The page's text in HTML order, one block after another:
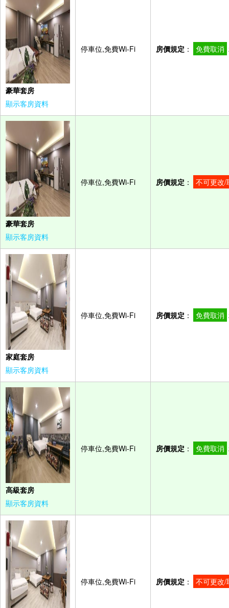
豪華套房
顯示客房資料
停車位,免費Wi-Fi 房價規定 ： 免費取消
豪華套房
顯示客房資料
停車位,免費Wi-Fi 房價規定 ： 不可更改/
家庭套房
顯示客房資料
停車位,免費Wi-Fi 房價規定 ： 免費取消
高級套房
顯示客房資料
停車位,免費Wi-Fi 房價規定 ： 免費取消
停車位,免費Wi-Fi 房價規定 ： 不可更改/